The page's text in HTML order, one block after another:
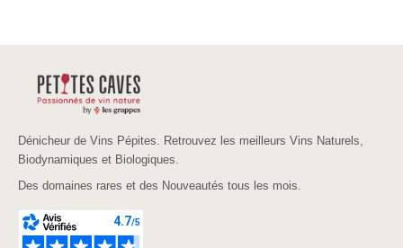
Dénicheur de Vins Pépites. Retrouvez les meilleurs Vins Naturels,
Biodynamiques et Biologiques.
Des domaines rares et des Nouveautés tous les mois.